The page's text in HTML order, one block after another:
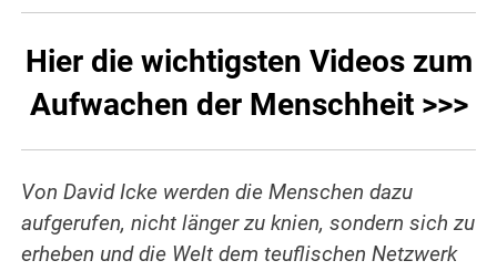
Hier die wichtigsten Videos zum
Aufwachen der Menschheit >>>
Von David Icke werden die Menschen dazu
aufgerufen, nicht länger zu knien, sondern sich zu
erheben und die Welt dem teuflischen Netzwerk